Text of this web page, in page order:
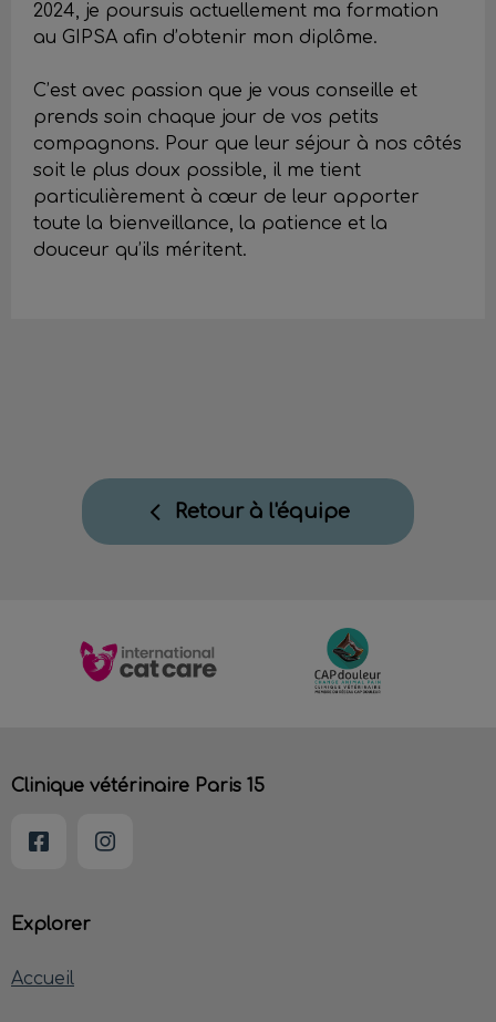
2024, je poursuis actuellement ma formation
au GIPSA afin d’obtenir mon diplôme.
C’est avec passion que je vous conseille et
prends soin chaque jour de vos petits
compagnons. Pour que leur séjour à nos côtés
soit le plus doux possible, il me tient
particulièrement à cœur de leur apporter
toute la bienveillance, la patience et la
douceur qu’ils méritent.
Retour à l'équipe
Explorer
Accueil
Clinique vétérinaire Paris 15